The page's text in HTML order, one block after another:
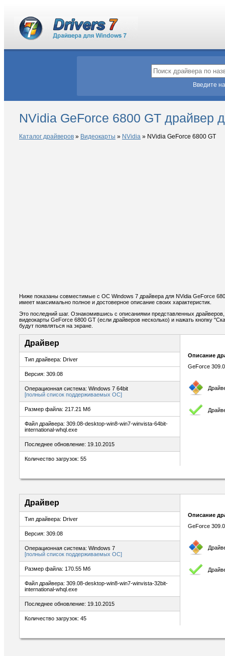
Введите
NVidia GeForce 6800 GT драйвер
Каталог драйверов » Видеокарты » NVidia » NVidia GeForce 6800 GT
Ниже показаны совместимые с ОС Windows 7 драйвера для NVidia GeForce
имеет максимально полное и достоверное описание своих характеристик.
Это последний шаг. Ознакомившись с описаниями представленных
видеокарты GeForce 6800 GT (если драйверов несколько) и нажать кнопку
будут появляться на экране.
Драйвер
Тип драйвера: Driver
Версия: 309.08
Операционная система: Windows 7 64bit
[полный список поддерживаемых ОС]
Размер файла: 217.21 Мб
Файл драйвера: 309.08-desktop-win8-win7-winvista-64bit-
international-whql.exe
Последнее обновление: 19.10.2015
Количество загрузок: 55
Описание
GeForce
Драйвер
Тип драйвера: Driver
Версия: 309.08
Операционная система: Windows 7
[полный список поддерживаемых ОС]
Размер файла: 170.55 Мб
Файл драйвера: 309.08-desktop-win8-win7-winvista-32bit-
international-whql.exe
Последнее обновление: 19.10.2015
Количество загрузок: 45
Описание
GeForce